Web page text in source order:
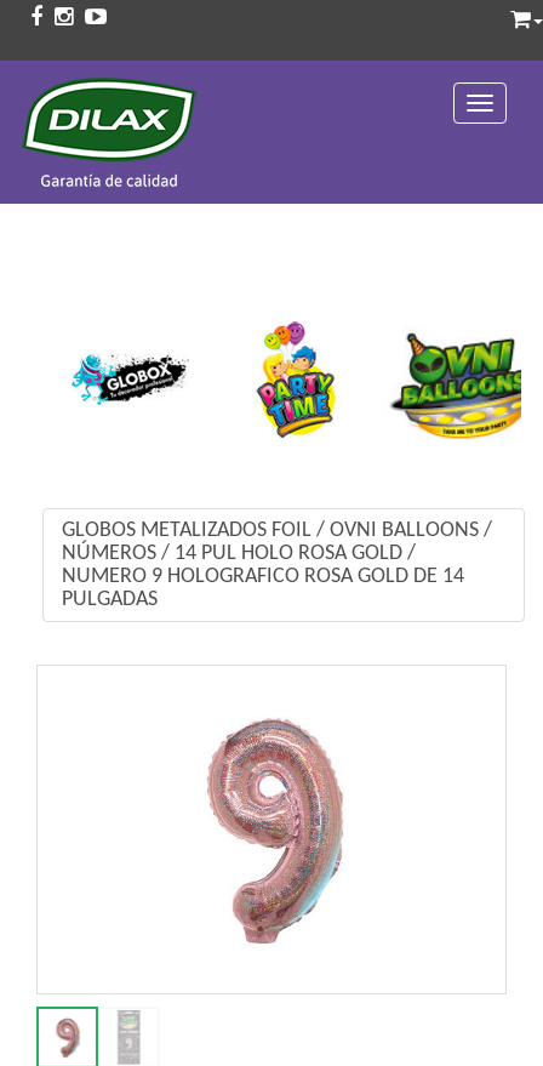
Toggle
GLOBOS METALIZADOS FOIL / OVNI BALLOONS /
NÚMEROS / 14 PUL HOLO ROSA GOLD /
NUMERO 9 HOLOGRAFICO ROSA GOLD DE 14
PULGADAS